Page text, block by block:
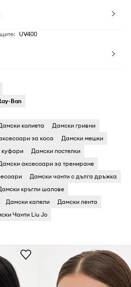
: UV400
Ban
колиета
Дамски гривни
за коса
Дамски мешки
куфари
Дамски постелки
аксесоари за трениране
Дамски чанти с дълга дръжка
кръгли шалове
Дамски капели
Дамски лента
Чанти Liu Jo